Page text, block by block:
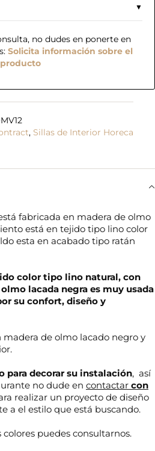
no dudes en ponerte en
Solicita información sobre el
producto
, Sillas de Interior Horeca
fabricada en madera de olmo
está en tejido tipo lino color
esta en acabado tipo ratán
color tipo lino natural, con
lacada negra es muy usada
su confort, diseño y
de olmo lacado negro y
para decorar su instalación, así
no dude en contactar con
realizar un proyecto de diseño
a el estilo que está buscando.
puedes consultarnos.